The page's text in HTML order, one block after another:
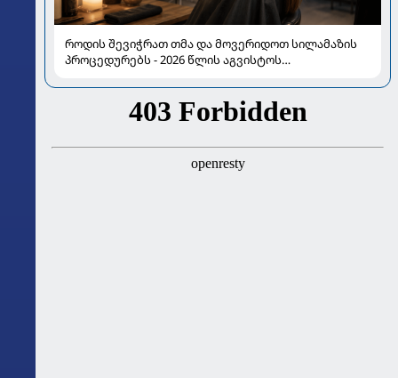
როდის შევიჭრათ თმა და მოვერიდოთ სილამაზის
პროცედურებს - 2026 წლის აგვისტოს